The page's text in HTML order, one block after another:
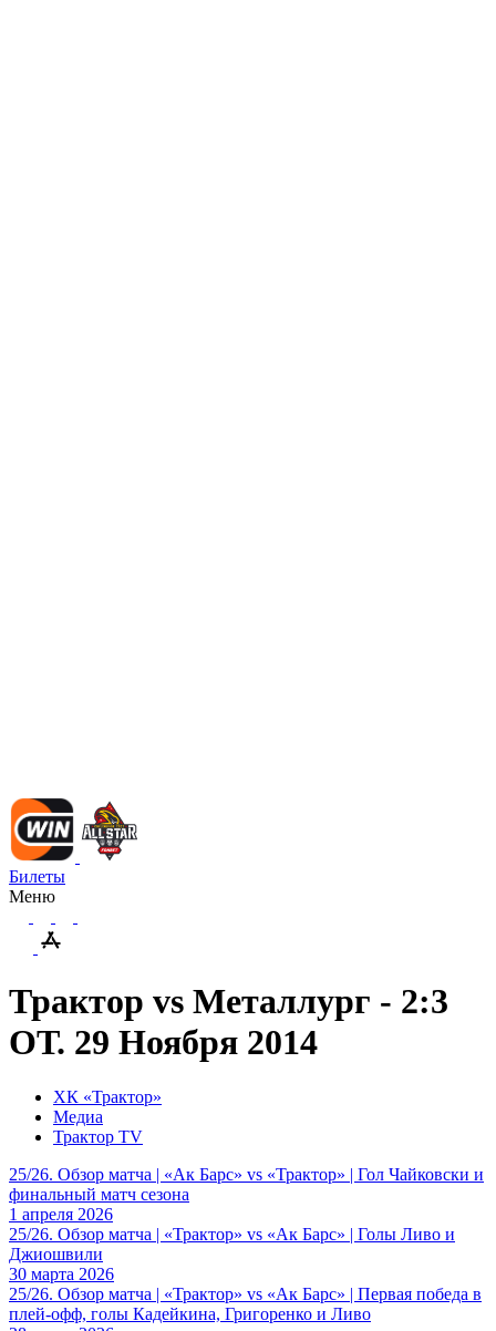
Билеты
Меню
Трактор vs Металлург - 2:3
ОТ. 29 Ноября 2014
ХК «Трактор»
Медиа
Трактор TV
25/26. Обзор матча | «Ак Барс» vs «Трактор» | Гол Чайковски и
финальный матч сезона
1 апреля 2026
25/26. Обзор матча | «Трактор» vs «Ак Барс» | Голы Ливо и
Джиошвили
30 марта 2026
25/26. Обзор матча | «Трактор» vs «Ак Барс» | Первая победа в
плей-офф, голы Кадейкина, Григоренко и Ливо